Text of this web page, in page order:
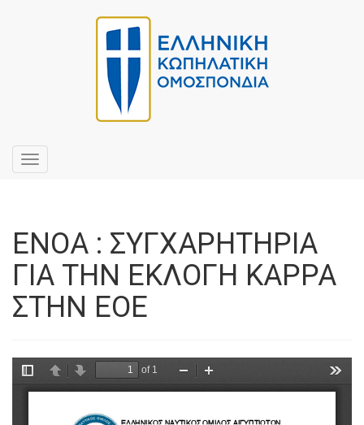
Toggle
navigation
ΕΝΟΑ : ΣΥΓΧΑΡΗΤΗΡΙΑ
ΓΙΑ ΤΗΝ ΕΚΛΟΓΗ ΚΑΡΡΑ
ΣΤΗΝ ΕΟΕ